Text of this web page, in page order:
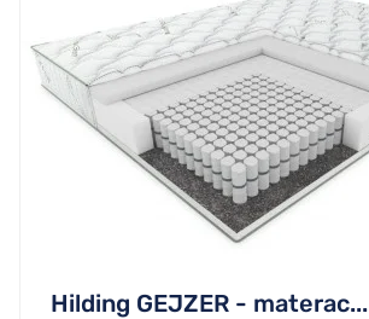
Hilding GEJZER - materac...